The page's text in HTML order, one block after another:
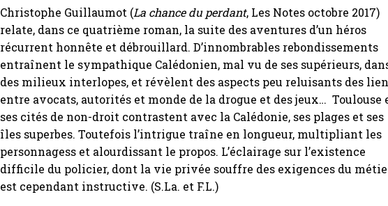
Christophe Guillaumot (La chance du perdant, Les Notes octobre 2017)
relate, dans ce quatrième roman, la suite des aventures d’un héros
récurrent honnête et débrouillard. D’innombrables rebondissements
entraînent le sympathique Calédonien, mal vu de ses supérieurs,
des milieux interlopes, et révèlent des aspects peu reluisants des
entre avocats, autorités et monde de la drogue et des jeux… Toulouse
ses cités de non-droit contrastent avec la Calédonie, ses plages et ses
îles superbes. Toutefois l’intrigue traîne en longueur, multipliant les
personnagess et alourdissant le propos. L’éclairage sur l’existence
difficile du policier, dont la vie privée souffre des exigences du
est cependant instructive. (S.La. et F.L.)